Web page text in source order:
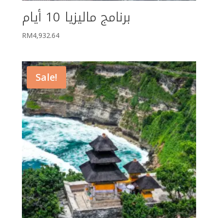
برنامج ماليزيا 10 أيام
RM4,932.64
Sale!